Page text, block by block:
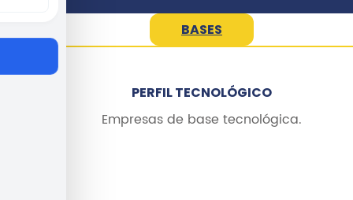
BASES
PERFIL TECNOLÓGICO
Empresas de base tecnológica.